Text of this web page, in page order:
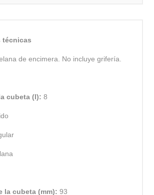
técnicas
de encimera. No incluye grifería.
cubeta (l):8
la cubeta (mm):93